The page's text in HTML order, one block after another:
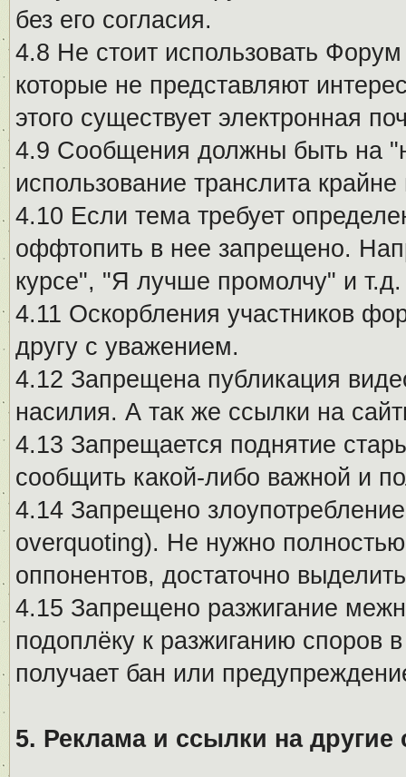
без его согласия.
4.8 Не стоит использовать
которые не представляют
этого существует электронная
4.9 Сообщения должны быть на
использование транслита
4.10 Если тема требует
оффтопить в нее запрещено.
курсе", "Я лучше промолчу" и
4.11 Оскорбления участников
другу с уважением.
4.12 Запрещена публикация
насилия. А так же ссылки на
4.13 Запрещается поднятие
сообщить какой-либо важной и
4.14 Запрещено
overquoting). Не нужно
оппонентов, достаточно
4.15 Запрещено разжигание
подоплёку к разжиганию споров
получает бан или
5. Реклама и ссылки на другие